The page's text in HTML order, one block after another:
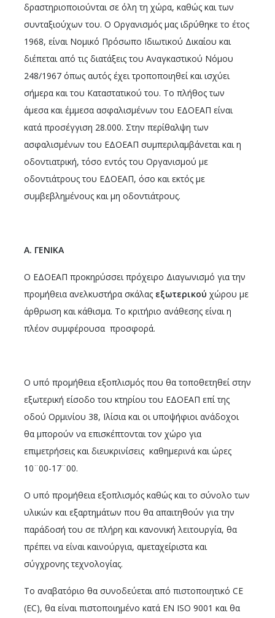
δραστηριοποιούνται σε όλη τη χώρα, καθώς και των
συνταξιούχων του. Ο Οργανισμός μας ιδρύθηκε το έτος
1968, είναι Νομικό Πρόσωπο Ιδιωτικού Δικαίου και
διέπεται από τις διατάξεις του Αναγκαστικού Νόμου
248/1967 όπως αυτός έχει τροποποιηθεί και ισχύει
σήμερα και του Καταστατικού του. Το πλήθος των
άμεσα και έμμεσα ασφαλισμένων του ΕΔΟΕΑΠ είναι
κατά προσέγγιση 28.000. Στην περίθαλψη των
ασφαλισμένων του ΕΔΟΕΑΠ συμπεριλαμβάνεται και η
οδοντιατρική, τόσο εντός του Οργανισμού με
οδοντιάτρους του ΕΔΟΕΑΠ, όσο και εκτός με
συμβεβλημένους και μη οδοντιάτρους.
Α. ΓΕΝΙΚΑ
Ο ΕΔΟΕΑΠ προκηρύσσει πρόχειρο Διαγωνισμό για την
προμήθεια ανελκυστήρα σκάλας εξωτερικού χώρου με
άρθρωση και κάθισμα. Το κριτήριο ανάθεσης είναι η
πλέον συμφέρουσα προσφορά.
Ο υπό προμήθεια εξοπλισμός που θα τοποθετηθεί στην
εξωτερική είσοδο του κτηρίου του ΕΔΟΕΑΠ επί της
οδού Ορμινίου 38, Ιλίσια και οι υποψήφιοι ανάδοχοι
θα μπορούν να επισκέπτονται τον χώρο για
επιμετρήσεις και διευκρινίσεις καθημερινά και ώρες
10¨00-17¨00.
Ο υπό προμήθεια εξοπλισμός καθώς και το σύνολο των
υλικών και εξαρτημάτων που θα απαιτηθούν για την
παράδοσή του σε πλήρη και κανονική λειτουργία, θα
πρέπει να είναι καινούργια, αμεταχείριστα και
σύγχρονης τεχνολογίας.
Το αναβατόριο θα συνοδεύεται από πιστοποιητικό CE
(EC), θα είναι πιστοποιημένο κατά EN ISO 9001 και θα